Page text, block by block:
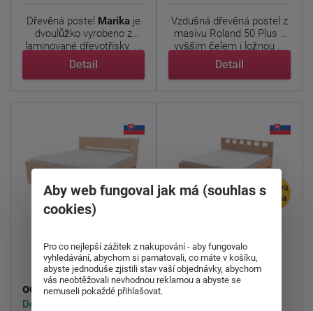
Dřevěná postel Marika je
dvoulůžko vyrobeno z
laminované dřevotřísky. ...
Detail
Vzdušná dřevěná postel z
masivu Roland 50 Plus z
vyšším čelem i ložnou ...
Detail
doprava
zdarma
Nikoleta 200x90cm
od 14 806 Kč
Dodáváme do 1-3 týdnů
doprava
zdarma
200x90cm
18 091 Kč
Aby web fungoval jak má (souhlas s
cookies)
Pro co nejlepší zážitek z nakupování - aby fungovalo
vyhledávání, abychom si pamatovali, co máte v košíku,
abyste jednoduše zjistili stav vaší objednávky, abychom
vás neobtěžovali nevhodnou reklamou a abyste se
nemuseli pokaždé přihlašovat.